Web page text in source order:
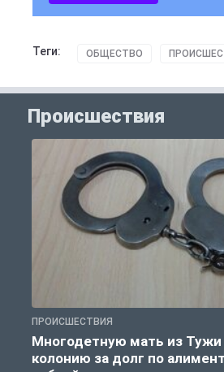
Теги: ОБЩЕСТВО
Происшествия
ПРОИСШЕСТВИЯ
Многодетную мать из Тужи
колонию за долг по